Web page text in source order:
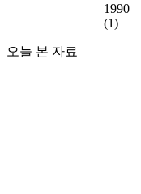
1990
(1)
오늘 본 자료